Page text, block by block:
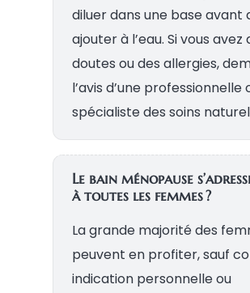
diluer dans une base avant
ajouter à l’eau. Si vous avez
doutes ou des allergies,
l’avis d’une professionnelle
spécialiste des soins
Le bain ménopause
à toutes les femmes ?
La grande majorité des
peuvent en profiter, sauf
indication personnelle ou